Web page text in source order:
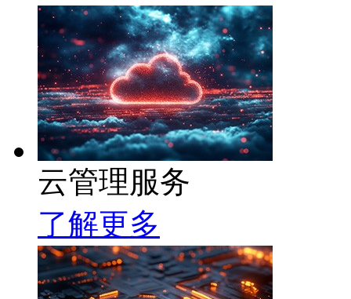
云管理服务
了解更多